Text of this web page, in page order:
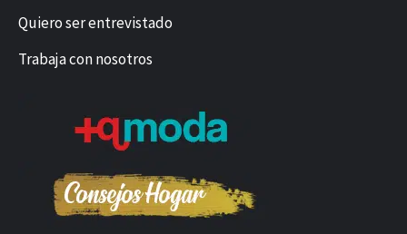
Quiero ser entrevistado
Trabaja con nosotros